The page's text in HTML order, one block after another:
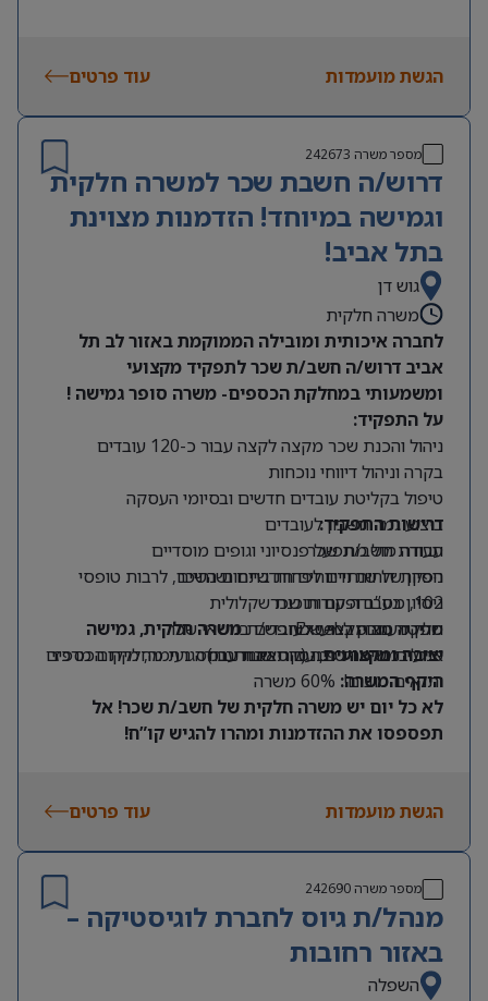
הגשת מועמדות עוד פרטים
מספר משרה 242673
דרוש/ה חשבת שכר למשרה חלקית
וגמישה במיוחד! הזדמנות מצוינת
בתל אביב!
גוש דן
משרה חלקית
לחברה איכותית ומובילה הממוקמת באזור לב תל
אביב דרוש/ה חשב/ת שכר לתפקיד מקצועי
ומשמעותי במחלקת הכספים- משרה סופר גמישה !
על התפקיד:
ניהול והכנת שכר מקצה לקצה עבור כ-120 עובדים
בקרה וניהול דיווחי נוכחות
טיפול בקליטת עובדים חדשים ובסיומי העסקה
ביצוע גמר חשבון לעובדים
עבודה מול מתפעל פנסיוני וגופים מוסדיים
הפקת דוחות ודיווחים חודשיים ושנתיים, לרבות טופסי
102, מס”ב ופקודות שכר
מתן מענה מקצועי לעובדים בנושאי שכר
סיוע במשימות פיננסיות שונות במסגרת מחלקת הכספים
היקף המשרה:
דרישות התפקיד:
תעודת חשב/ת שכר
ניסיון של שנתיים לפחות בתחום השכר
ניסיון בעבודה עם תוכנת שקלולית
שליטה טובה ב-Excel
אנגלית ברמה טובה (קריאה ודיבור)
תפקיד מצוין למי שמחפש/תמשרה חלקית, גמישה
יציבה ומקצועית, עם סביבת עבודה נעימה, מיקום מרכזי
ותנאים טובים!
לא כל יום יש משרה חלקית של חשב/ת שכר! אל
תפספסו את ההזדמנות ומהרו להגיש קו”ח!
הגשת מועמדות עוד פרטים
מספר משרה242690
מנהל/ת גיוס לחברת לוגיסטיקה –
באזור רחובות
השפלה